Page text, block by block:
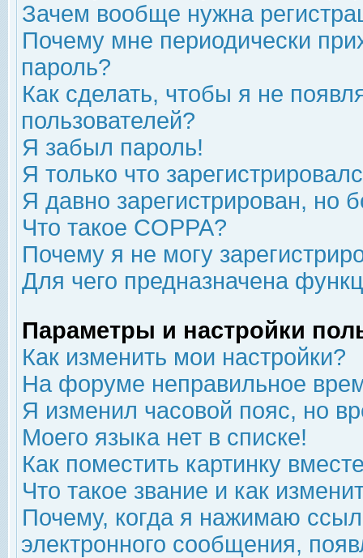
Зачем вообще нужна
Почему мне периодически
пароль?
Как сделать, чтобы я не
пользователей?
Я забыл пароль!
Я только что
Я давно зарегистрирован, но
Что такое COPPA?
Почему я не могу
Для чего предназначена
Параметры и настройки
Как изменить мои настройки?
На форуме неправильное
Я изменил часовой пояс, но
Моего языка нет в списке!
Как поместить картинку
Что такое звание и как
Почему, когда я нажимаю
электронного сообщения,